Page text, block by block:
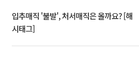
입추매직 '불발', 처서매직은 올까요? [해
시태그]